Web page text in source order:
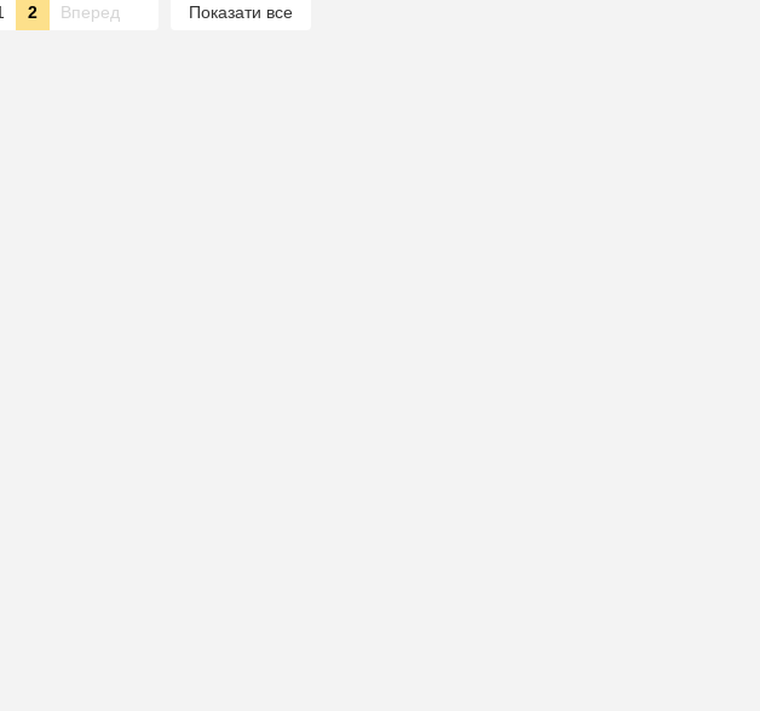
2 Вперед Показати все